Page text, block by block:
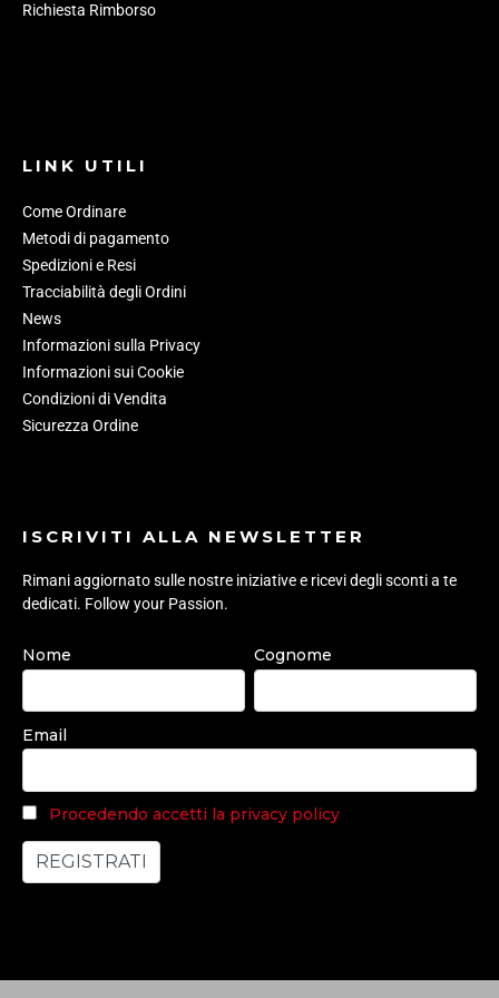
Richiesta Rimborso
LINK UTILI
Come Ordinare
Metodi di pagamento
Spedizioni e Resi
Tracciabilità degli Ordini
News
Informazioni sulla Privacy
Informazioni sui Cookie
Condizioni di Vendita
Sicurezza Ordine
ISCRIVITI ALLA NEWSLETTER
Rimani aggiornato sulle nostre iniziative e ricevi degli sconti a te
dedicati. Follow your Passion.
Nome Cognome
Email
Procedendo accetti la privacy policy